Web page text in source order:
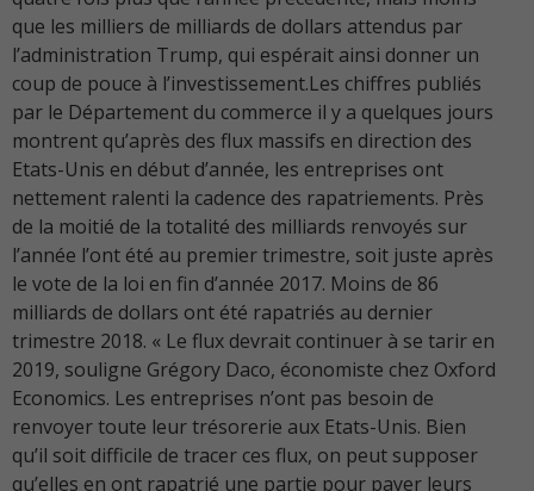
que les milliers de milliards de dollars attendus par
l’administration Trump, qui espérait ainsi donner un
coup de pouce à l’investissement.Les chiffres publiés
par le Département du commerce il y a quelques jours
montrent qu’après des flux massifs en direction des
Etats-Unis en début d’année, les entreprises ont
nettement ralenti la cadence des rapatriements. Près
de la moitié de la totalité des milliards renvoyés sur
l’année l’ont été au premier trimestre, soit juste après
le vote de la loi en fin d’année 2017. Moins de 86
milliards de dollars ont été rapatriés au dernier
trimestre 2018. « Le flux devrait continuer à se tarir en
2019, souligne Grégory Daco, économiste chez Oxford
Economics. Les entreprises n’ont pas besoin de
renvoyer toute leur trésorerie aux Etats-Unis. Bien
qu’il soit difficile de tracer ces flux, on peut supposer
qu’elles en ont rapatrié une partie pour payer leurs